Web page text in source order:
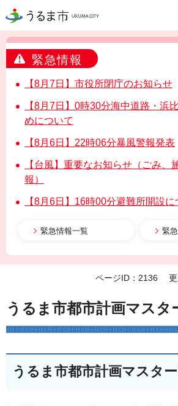
うるま市
緊急情報
【8月7日】市役所閉庁のお知らせ
【8月7日】0時30分海中道路・浜
めについて
【8月6日】22時06分暴風警報発表
【台風】重要なお知らせ（ごみ、
報）
【8月6日】16時00分避難所開設に
緊急情報一覧 緊
ページID：2136
うるま市都市計画マスタ
うるま市都市計画マスタ